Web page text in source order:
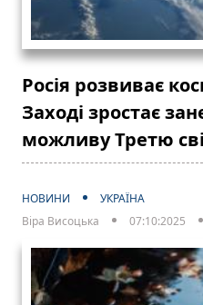
Росія розвиває
Заході зростає
можливу Третю
НОВИНИ
УКРАЇНА
Віра Висоцька
07:10:2025